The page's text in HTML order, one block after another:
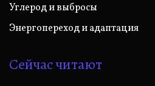
Углерод и выбросы
Энергопереход и адаптация
Сейчас читают